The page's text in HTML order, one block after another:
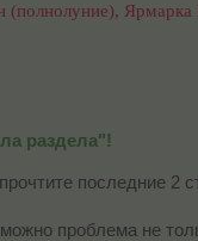
(полнолуние),
раздела"!
последние 2
проблема не